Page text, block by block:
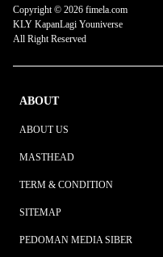
Copyright © 2026 fimela.com
KLY KapanLagi Youniverse
All Right Reserved
ABOUT
ABOUT US
MASTHEAD
TERM & CONDITION
SITEMAP
PEDOMAN MEDIA SIBER